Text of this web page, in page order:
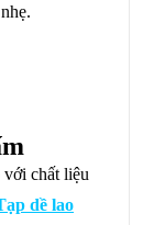
với chất liệu
dề lao